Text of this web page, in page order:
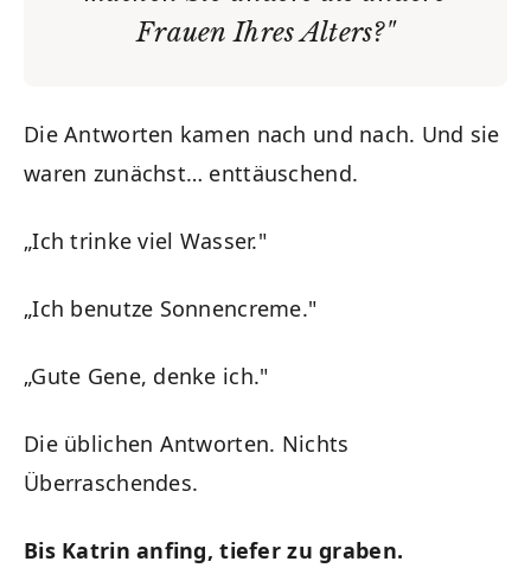
Frauen Ihres Alters?"
Die Antworten kamen nach und nach. Und sie
waren zunächst… enttäuschend.
„Ich trinke viel Wasser."
„Ich benutze Sonnencreme."
„Gute Gene, denke ich."
Die üblichen Antworten. Nichts
Überraschendes.
Bis Katrin anfing, tiefer zu graben.